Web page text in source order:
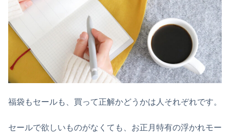
福袋もセールも、買って正解かどうかは人それぞれです。
セールで欲しいものがなくても、お正月特有の浮かれモー